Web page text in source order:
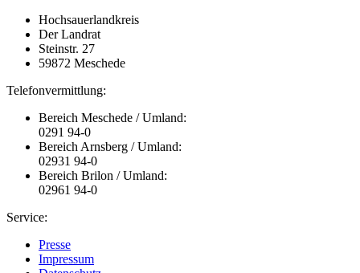
Hochsauerlandkreis
Der Landrat
Steinstr. 27
59872 Meschede
Telefonvermittlung:
Bereich Meschede / Umland:
0291 94-0
Bereich Arnsberg / Umland:
02931 94-0
Bereich Brilon / Umland:
02961 94-0
Service:
Presse
Impressum